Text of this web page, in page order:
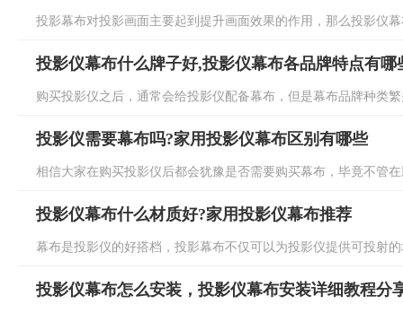
投影幕布对投影画面主要起到提升画面效果的作用，那么投影仪
投影仪幕布什么牌子好,投影仪幕布各品牌特点有哪
购买投影仪之后，通常会给投影仪配备幕布，但是幕布品牌种类
投影仪需要幕布吗?家用投影仪幕布区别有哪些
相信大家在购买投影仪后都会犹豫是否需要购买幕布，毕竟不管
投影仪幕布什么材质好?家用投影仪幕布推荐
幕布是投影仪的好搭档，投影幕布不仅可以为投影仪提供可投射
投影仪幕布怎么安装，投影仪幕布安装详细教程分